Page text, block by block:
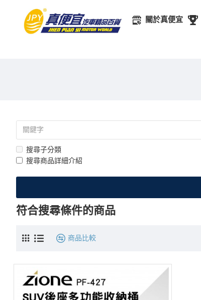
關於真便宜
搜尋子分類
搜尋商品詳細介紹
符合搜尋條件的商品
商品比較